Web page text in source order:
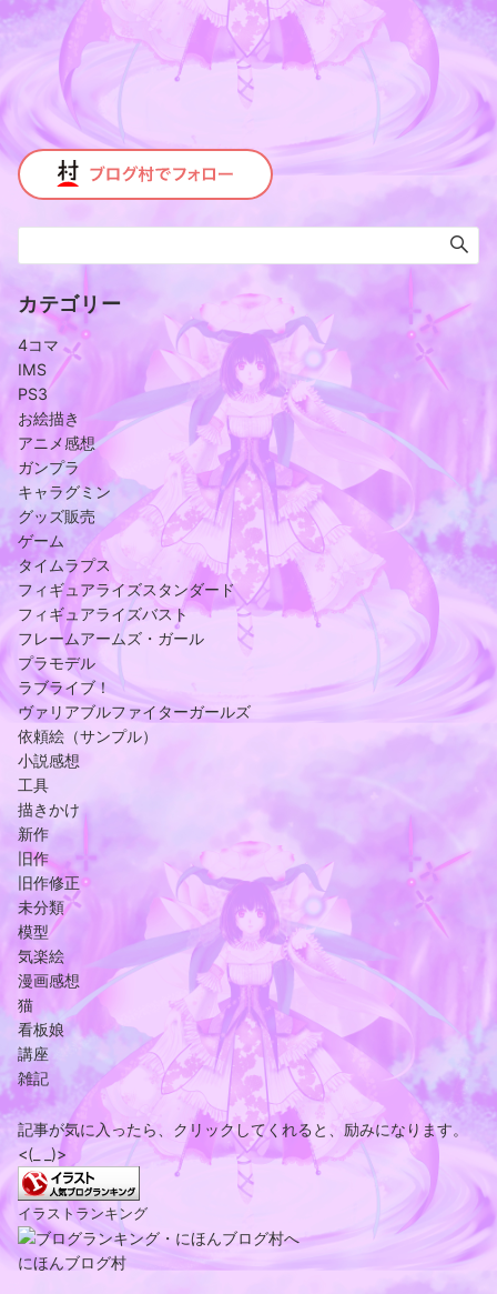
カテゴリー
4コマ
IMS
PS3
お絵描き
アニメ感想
ガンプラ
キャラグミン
グッズ販売
ゲーム
タイムラプス
フィギュアライズスタンダード
フィギュアライズバスト
フレームアームズ・ガール
プラモデル
ラブライブ！
ヴァリアブルファイターガールズ
依頼絵（サンプル）
小説感想
工具
描きかけ
新作
旧作
旧作修正
未分類
模型
気楽絵
漫画感想
猫
看板娘
講座
雑記
記事が気に入ったら、クリックしてくれると、励みになります。
<(_ _)>
イラストランキング
にほんブログ村